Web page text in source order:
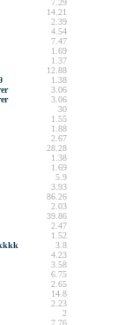
7.29
14.21
2.39
4.54
7.47
1.69
1.37
12.88
1.38
3.06
3.06
30
1.55
1.88
2.67
28.28
1.38
1.69
5.9
3.93
86.26
2.03
39.86
2.47
1.52
3.8
4.23
3.58
6.75
2.65
14.8
2.23
2
7.76